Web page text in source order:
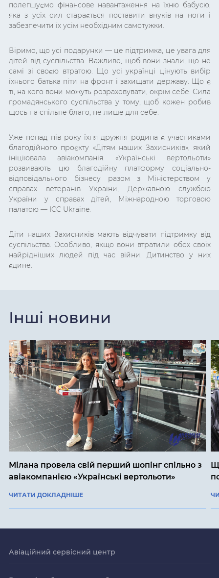
полегшуємо фінансове навантаження на їхню бабусю,
яка з усіх сил старається поставити внуків на ноги і
забезпечити їх усім необхідним самотужки.
Віримо, що усі подарунки — це підтримка, це увага для
дітей від суспільства. Важливо, щоб вони знали, що не
самі зі своєю втратою. Що усі українці цінують вибір
їхнього батька піти на фронт і захищати державу. Що є
ті, на кого вони можуть розраховувати, окрім себе. Сила
громадянського суспільства у тому, щоб кожен робив
щось на спільне благо, не лише для себе.
Уже понад пів року їхня дружня родина є учасниками
благодійного проєкту «Дітям наших Захисників», який
ініціювала авіакомпанія. «Українські вертольоти»
розвивають цю благодійну платформу соціально-
відповідального бізнесу разом з Міністерством у
справах ветеранів України, Державною службою
України у справах дітей, Міжнародною торговою
палатою — ICC Ukraine.
Діти наших Захисників мають відчувати підтримку від
суспільства. Особливо, якщо вони втратили обох своїх
найрідніших людей під час війни. Дитинство у них
єдине.
Інші новини
Мілана провела свій перший шопінг спільно з
авіакомпанією «Українські вертольоти»
ЧИТАТИ ДОКЛАДНІШЕ
Авіаційний сервісний центр